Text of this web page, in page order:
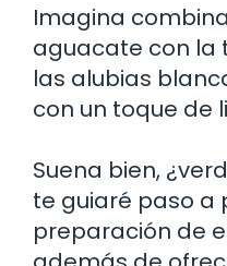
Imagina
aguacate con la
las alubias
con un toque de
Suena bien,
te guiaré paso a
preparación de